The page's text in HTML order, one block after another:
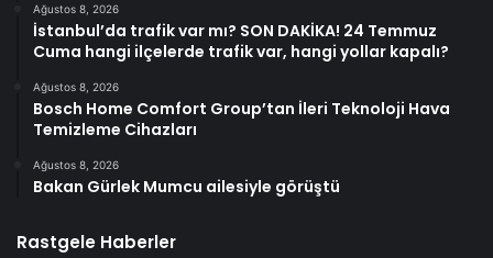
Ağustos 8, 2026
İstanbul’da trafik var mı? SON DAKİKA! 24 Temmuz
Cuma hangi ilçelerde trafik var, hangi yollar kapalı?
Ağustos 8, 2026
Bosch Home Comfort Group’tan İleri Teknoloji Hava
Temizleme Cihazları
Ağustos 8, 2026
Bakan Gürlek Mumcu ailesiyle görüştü
Rastgele Haberler